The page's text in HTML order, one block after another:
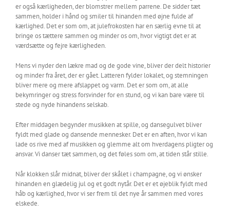
er også kærligheden, der blomstrer mellem parrene. De sidder tæt
sammen, holder i hånd og smiler til hinanden med øjne fulde af
kærlighed. Det er som om, at julefrokosten har en særlig evne til at
bringe os tættere sammen og minder os om, hvor vigtigt det er at
værdsætte og fejre kærligheden.
Mens vi nyder den lækre mad og de gode vine, bliver der delt historier
og minder fra året, der er gået. Latteren fylder lokalet, og stemningen
bliver mere og mere afslappet og varm. Det er som om, at alle
bekymringer og stress forsvinder for en stund, og vi kan bare være til
stede og nyde hinandens selskab.
Efter middagen begynder musikken at spille, og dansegulvet bliver
fyldt med glade og dansende mennesker. Det er en aften, hvor vi kan
lade os rive med af musikken og glemme alt om hverdagens pligter og
ansvar. Vi danser tæt sammen, og det føles som om, at tiden står stille.
Når klokken slår midnat, bliver der skålet i champagne, og vi ønsker
hinanden en glædelig jul og et godt nytår. Det er et øjeblik fyldt med
håb og kærlighed, hvor vi ser frem til det nye år sammen med vores
elskede.